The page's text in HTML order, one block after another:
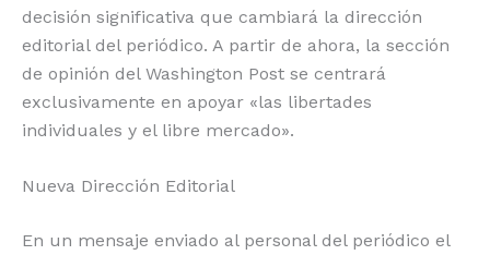
decisión significativa que cambiará la dirección
editorial del periódico. A partir de ahora, la sección
de opinión del Washington Post se centrará
exclusivamente en apoyar «las libertades
individuales y el libre mercado».
Nueva Dirección Editorial
En un mensaje enviado al personal del periódico el